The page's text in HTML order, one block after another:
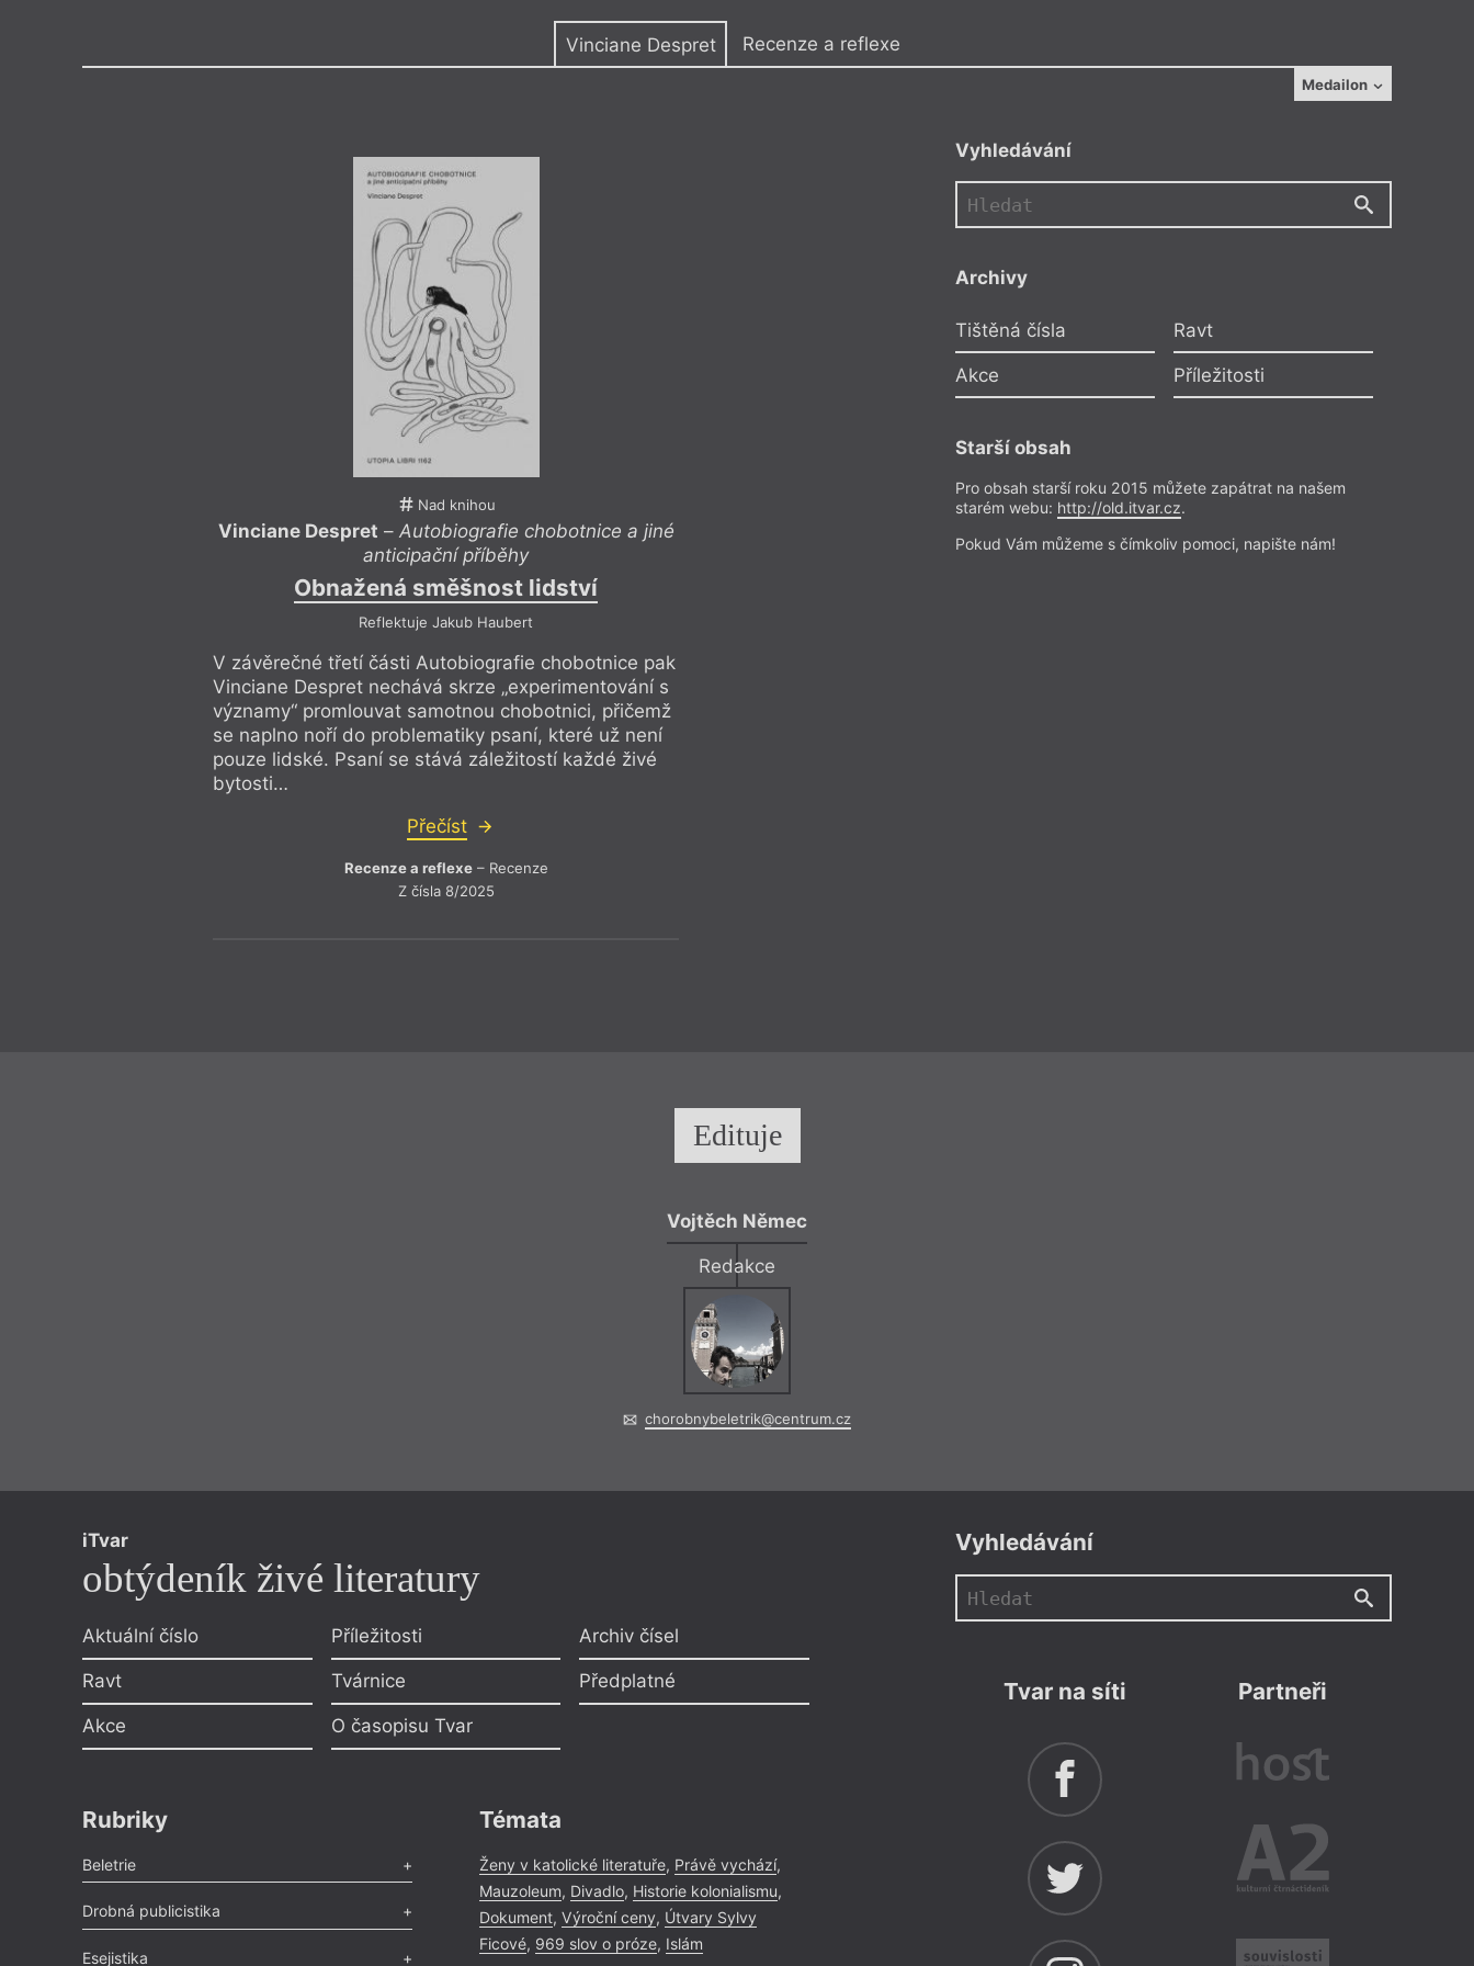
Vinciane Despret Recenze a reflexe
Vyučuje na univerzitě v Lutychu a ve svých knihách
se zabývá našim vztahem ke zvířatům. Je známá
svým interdisciplinárním přístupem, který propojuje
filosofii, etologii a sociální vědy. Její úvahy
inspirované myšlenkami Isabelle Stengers, Donny
Haraway nebo Bruno Latoura ovlivnily základy oboru
Medailon
Nad knihou
Vinciane Despret – Autobiografie chobotnice a jiné
anticipační příběhy
Obnažená směšnost lidství
Reflektuje Jakub Haubert
V závěrečné třetí části Autobiografie chobotnice pak
Vinciane Despret nechává skrze „experimentování s
významy“ promlouvat samotnou chobotnici, přičemž
se naplno noří do problematiky psaní, které už není
pouze lidské. Psaní se stává záležitostí každé živé
bytosti…
Přečíst
Recenze a reflexe– Recenze
Z čísla 8/2025
Nad knihou
Autobiografie chobotnice a jiné
anticipační příběhy
Vyhledávání
Archivy
Tištěná čísla Ravt
Akce Příležitosti
Starší obsah
Pro obsah starší roku 2015 můžete zapátrat na našem
starém webu: http://old.itvar.cz.
Pokud Vám můžeme s čímkoliv pomoci, napište nám!
Edituje
Vojtěch Němec
Redakce
chorobnybeletrik@centrum.cz
iTvar
obtýdeník živé literatury
Aktuální číslo
Ravt
Akce
Příležitosti
Tvárnice
O časopisu Tvar
Archiv čísel
Předplatné
Rubriky
Beletrie
Poezie,Próza,Dokumenty
Drobná publicistika
Odlesk,Zasláno
Esejistika
Témata
Ženy v katolické literatuře, Právě vychází,
Mauzoleum, Divadlo, Historie kolonialismu,
Dokument, Výroční ceny, Útvary Sylvy
Ficové, 969 slov o próze, Islám
Vyhledávání
Tvar na síti Partneři